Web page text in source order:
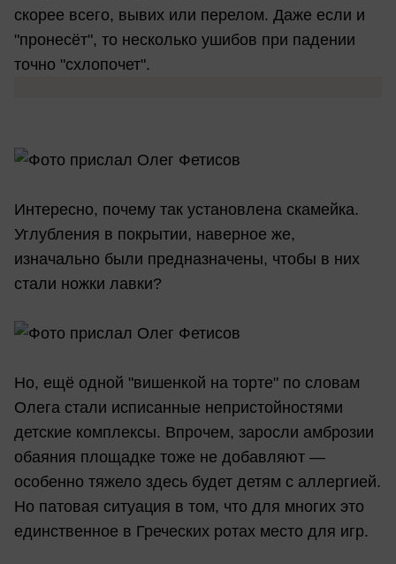
скорее всего, вывих или перелом. Даже если и
"пронесёт", то несколько ушибов при падении
точно "схлопочет".
Интересно, почему так установлена скамейка.
Углубления в покрытии, наверное же,
изначально были предназначены, чтобы в них
стали ножки лавки?
Но, ещё одной "вишенкой на торте" по словам
Олега стали исписанные непристойностями
детские комплексы. Впрочем, заросли амброзии
обаяния площадке тоже не добавляют —
особенно тяжело здесь будет детям с аллергией.
Но патовая ситуация в том, что для многих это
единственное в Греческих ротах место для игр.